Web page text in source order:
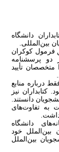
دانشگاه
بین‌المللی.
طبق فرمول کوکران
دو پرسشنامه
متخصصان تأیید
درباره منابع
کتابداران نیز
دانستند.
به تفاوت‌های
داشت.
دانشگاه
بین‌الملل خود
بین‌الملل